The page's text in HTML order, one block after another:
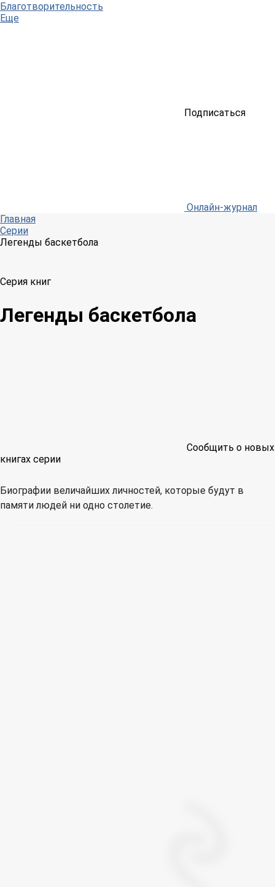
Благотворительность
Еще
Подписаться
Онлайн-журнал
Главная
Серии
Легенды баскетбола
Серия книг
Легенды баскетбола
Сообщить о новых
книгах серии
Биографии величайших личностей, которые будут в
памяти людей ни одно столетие.